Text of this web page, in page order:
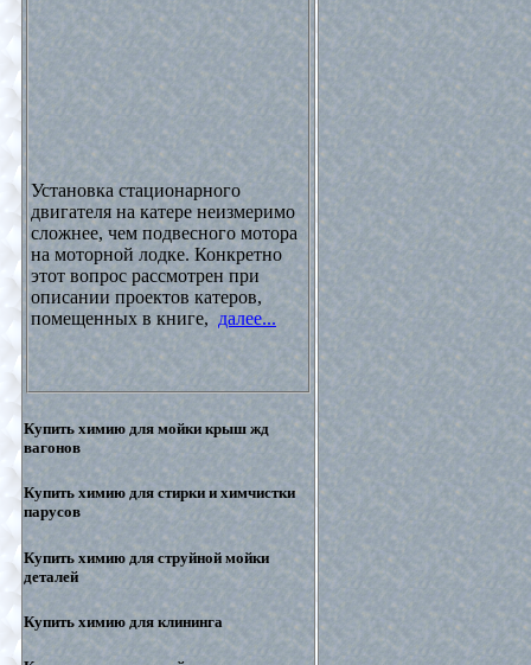
Установка стационарного
двигателя на катере неизмеримо
сложнее, чем подвесного мотора
на моторной лодке. Конкретно
этот вопрос рассмотрен при
описании проектов катеров,
помещенных в книге, далее...
Купить химию для мойки крыш жд
вагонов
Купить химию для стирки и химчистки
парусов
Купить химию для струйной мойки
деталей
Купить химию для клининга